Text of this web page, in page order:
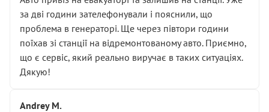
чіткого пояснення
( ну все зняли та доробили) дякую!
Окремий момент, який виглядає абсурдно:
мені заявили, що бачок гальмівної рідини потрібно
міняти разом із головним гальмівним циліндром у
Для людини, яка хоча б трохи розуміється на техніці,
за дві години зателефонували і пояснили, що
проблема в генераторі. Ще через півтори години
поїхав зі станції на відремонтованому авто. Приємно,
що є сервіс, який реально виручає в таких ситуаціях.
Дякую!
Andrey M.